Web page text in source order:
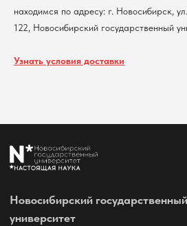
находимся по адресу: г. Новосибирск,
122, Новосибирский государственный
Узнать условия доставки
Все права защищены